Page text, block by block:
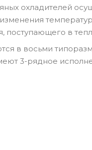
охладителей
поступающего в
в восьми
3-рядное